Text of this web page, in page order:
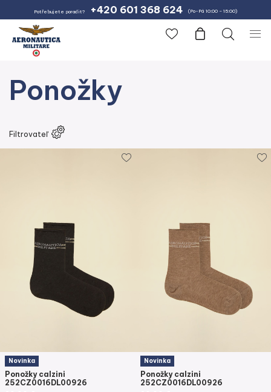
Ponožky
Farba
Sezona
Filtrovateľ
Novinka
Ponožky calzini
252CZ0016DL00926
Novinka
Ponožky calzini
252CZ0016DL00926
Potřebujete poradit? +420 601 368 624 (Po-Pá 10:00 – 15:00)